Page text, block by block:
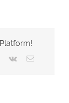
Pinterest
Vk
E-